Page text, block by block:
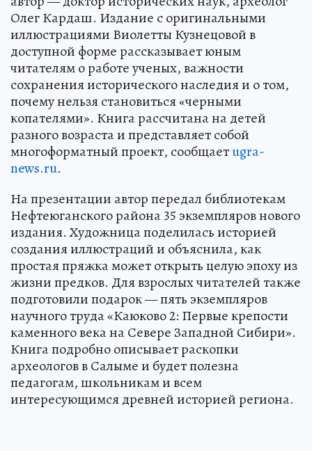
Олег Кардаш. Издание с оригинальными
иллюстрациями Виолетты Кузнецовой в
доступной форме рассказывает юным
читателям о работе ученых, важности
сохранения исторического наследия и о том,
почему нельзя становиться «черными
копателями». Книга рассчитана на детей
разного возраста и представляет собой
многоформатный проект, сообщаетugra-
news.ru.
На презентации автор передал библиотекам
Нефтеюганского района 35 экземпляров нового
издания. Художница поделилась историей
создания иллюстраций и объяснила, как
простая пряжка может открыть целую эпоху из
жизни предков. Для взрослых читателей также
подготовили подарок — пять экземпляров
научного труда «Каюково 2: Первые крепости
каменного века на Севере Западной Сибири».
Книга подробно описывает раскопки
археологов в Салыме и будет полезна
педагогам, школьникам и всем
интересующимся древней историей региона.